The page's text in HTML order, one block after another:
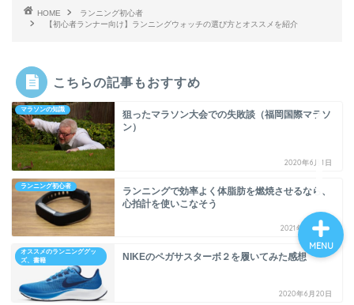
HOME
ランニング初心者
【初心者ランナー向け】ランニングウォッチの選び方とオススメを紹介
こちらの記事もおすすめ
マラソンの知識
狙ったマラソン大会での失敗談（福岡国際マラソ
ン）
2020年6月1日
ランニング初心者
ランニングで効率よく体脂肪を燃焼させるなら、
心拍計を使いこなそう
2021年7月17日
オススメのランニンググッ
ズ、書籍
NIKEのペガサスターボ２を履いてみた感想
2020年6月20日
MENU